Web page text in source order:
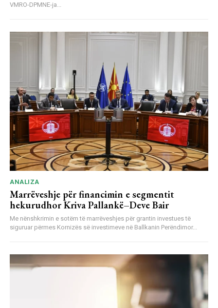
VMRO-DPMNE-ja...
ANALIZA
Marrëveshje për financimin e segmentit
hekurudhor Kriva Pallankë–Deve Bair
Me nënshkrimin e sotëm të marrëveshjes për grantin investues të
siguruar përmes Kornizës së investimeve në Ballkanin Perëndimor...